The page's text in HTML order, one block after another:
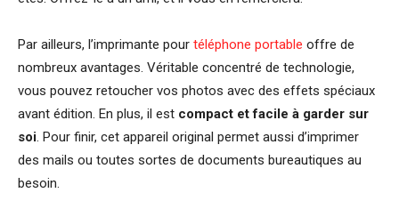
Par ailleurs, l’imprimante pour téléphone portable offre de
nombreux avantages. Véritable concentré de technologie,
vous pouvez retoucher vos photos avec des effets spéciaux
avant édition. En plus, il est compact et facile à garder sur
soi. Pour finir, cet appareil original permet aussi d’imprimer
des mails ou toutes sortes de documents bureautiques au
besoin.